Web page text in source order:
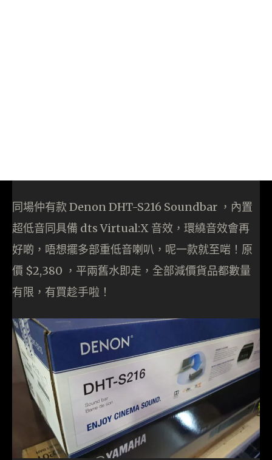
同場仲有款 Denon DHT-S216 Soundbar ，內置
超低音同具備 dts Virtual:X 音效，環繞音效會再
好啲，唔想擺多部重低音喇叭，呢一款就至啱！原
價 $2,380 ，平兩舊水即走，全部減價貨品都數量
有限，有買趁手啦！